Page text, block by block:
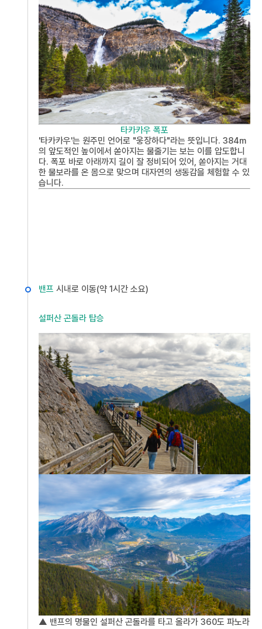
타카카우 폭포
'타카카우'는 원주민 언어로 "웅장하다"라는 뜻입니다. 384m
의 앞도적인 높이에서 쏟아지는 물줄기는 보는 이를 압도합니
다. 폭포 바로 아래까지 길이 잘 정비되어 있어, 쏟아지는 거대
한 물보라를 온 몸으로 맞으며 대자연의 생동감을 체험할 수 있
습니다.
밴프 시내로 이동(약 1시간 소요)
설퍼산 곤돌라 탑승
▲ 밴프의 명물인 설퍼산 곤돌라를 타고 올라가 360도 파노라